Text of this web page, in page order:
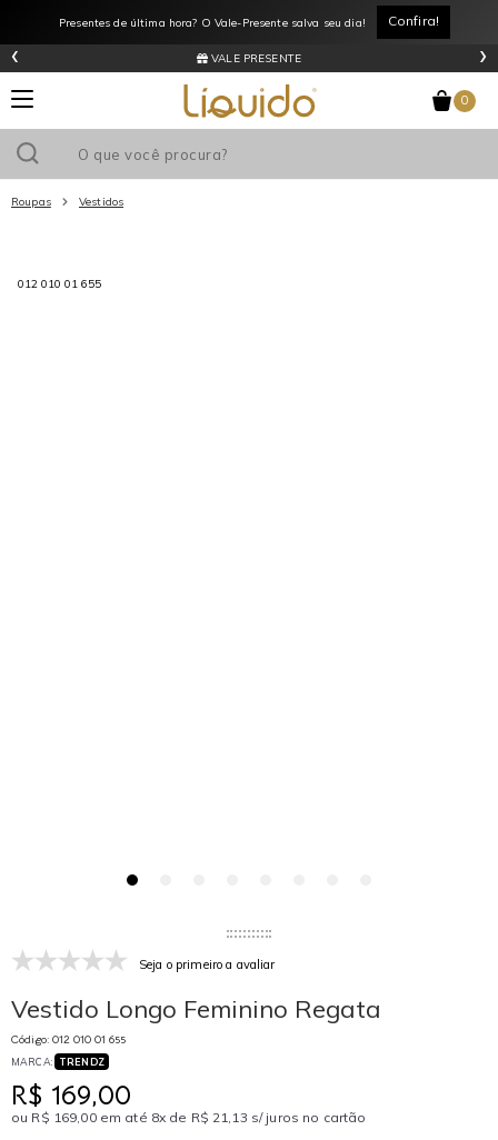
Presentes de última hora? O Vale-Presente salva seu dia! Confira!
VALE PRESENTE
‹ ›
0
Roupas Vestidos
012 010 01 655
Seja o primeiro a avaliar
Vestido Longo Feminino Regata
Código: 012 010 01 655
MARCA: TRENDZ
R$ 169,00
ou R$ 169,00 em até 8x de R$ 21,13 s/ juros no cartão